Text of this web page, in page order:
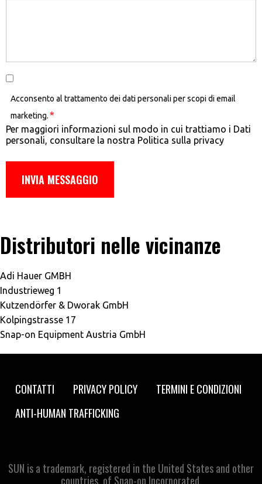
Acconsento al trattamento dei dati personali perscopi di email
marketing.*
Per maggiori informazioni sul modo in cui trattiamo i Dati
personali, consultare la nostra Politica sulla privacy
Distributori nelle vicinanze
Adi Hauer GMBH
Industrieweg 1
Kutzendörfer & Dworak GmbH
Kolpingstrasse 17
Snap-on Equipment Austria GmbH
Footer
navigation
CONTATTI PRIVACY POLICY
TERMINI E CONDIZIONI
ANTI-HUMAN TRAFFICKING
SUN is a trademark, registered in the United States and other
countries, of Snap-on Incorporated.